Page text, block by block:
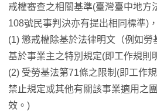
戒權審查之相關基準(臺灣臺中地方
108號民事判決亦有提出相同標準)
(1) 懲戒權除基於法律明文（例如勞
基於事業主之特別規定(即工作規則
(2) 受勞基法第71條之限制(即工作
禁止規定或其他有關該事業適用之
效。)